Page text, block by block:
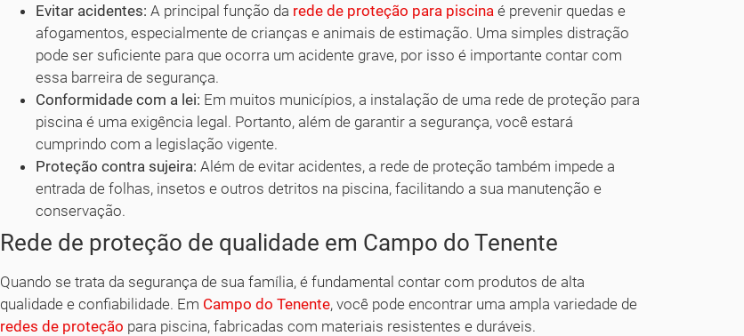
Evitar acidentes: A principal função da rede de proteção para piscina é prevenir quedas e
afogamentos, especialmente de crianças e animais de estimação. Uma simples distração
pode ser suficiente para que ocorra um acidente grave, por isso é importante contar com
essa barreira de segurança.
Conformidade com a lei: Em muitos municípios, a instalação de uma rede de proteção para
piscina é uma exigência legal. Portanto, além de garantir a segurança, você estará
cumprindo com a legislação vigente.
Proteção contra sujeira: Além de evitar acidentes, a rede de proteção também impede a
entrada de folhas, insetos e outros detritos na piscina, facilitando a sua manutenção e
conservação.
Rede de proteção de qualidade em Campo do Tenente
Quando se trata da segurança de sua família, é fundamental contar com produtos de alta
qualidade e confiabilidade. Em Campo do Tenente, você pode encontrar uma ampla variedade de
redes de proteção para piscina, fabricadas com materiais resistentes e duráveis.